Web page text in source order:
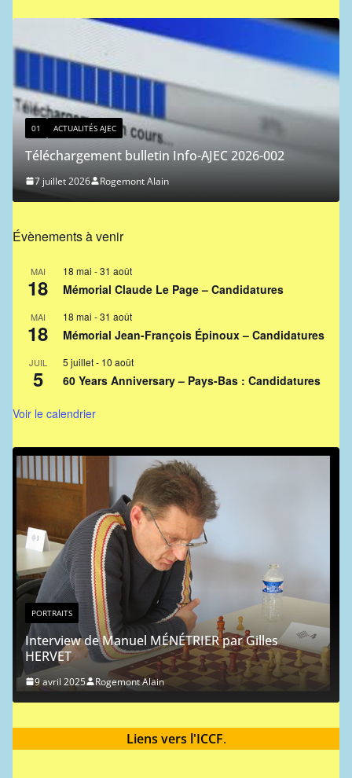
01 ACTUALITÉS AJEC
Téléchargement bulletin Info-AJEC 2026-002
7 juillet 2026 Rogemont Alain
Évènements à venir
MAI
18
18 mai -31 août
Mémorial Claude Le Page – Candidatures
MAI
18
18 mai -31 août
Mémorial Jean-François Épinoux – Candidatures
JUIL
5
5 juillet- 10 août
60 Years Anniversary – Pays-Bas : Candidatures
Voir le calendrier
PORTRAITS
Interview de Manuel MÉNÉTRIER par Gilles
HERVET
9 avril 2025 Rogemont Alain
Liens vers l'ICCF.